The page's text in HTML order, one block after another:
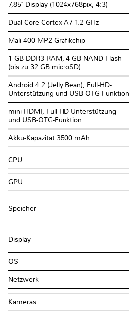
7,85" Display (1024x768pix, 4:3)
Dual Core Cortex A7 1.2 GHz
Mali-400 MP2 Grafikchip
1 GB DDR3-RAM, 4 GB NAND-Flash
(bis zu 32 GB microSD)
Android 4.2 (Jelly Bean), Full-HD-
Unterstützung und USB-OTG-Funktion
mini-HDMI, Full-HD-Unterstützung
und USB-OTG-Funktion
Akku-Kapazität 3500 mAh
CPU
GPU
Speicher
Display
OS
Netzwerk
Kameras